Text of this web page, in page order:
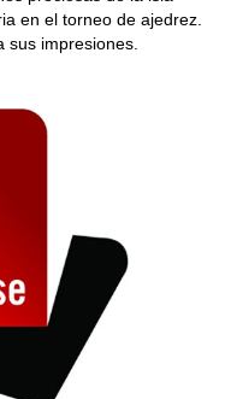
en el torneo de ajedrez.
sus impresiones.